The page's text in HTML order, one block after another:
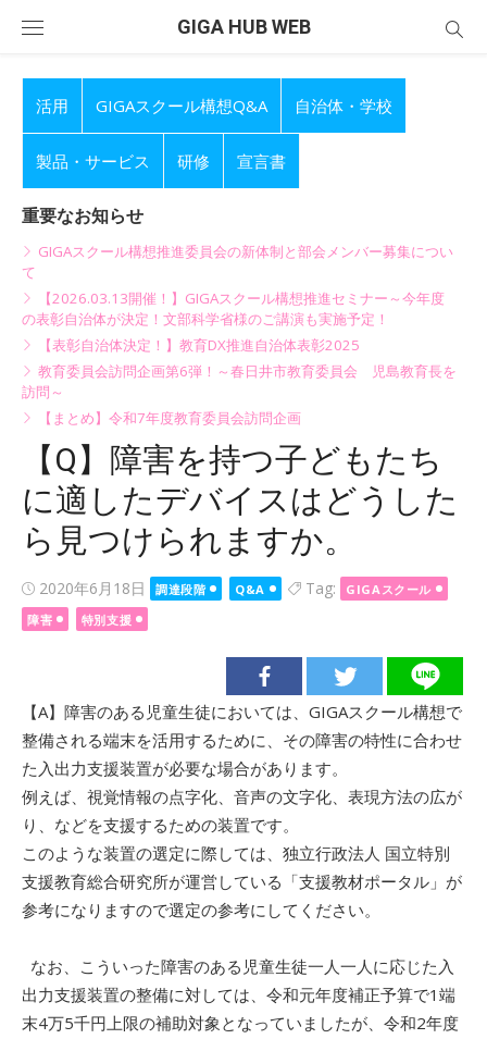
GIGA HUB WEB
活用 GIGAスクール構想Q&A 自治体・学校
製品・サービス 研修 宣言書
重要なお知らせ
GIGAスクール構想推進委員会の新体制と部会メンバー募集につい
て
【2026.03.13開催！】GIGAスクール構想推進セミナー～今年度
の表彰自治体が決定！文部科学省様のご講演も実施予定！
【表彰自治体決定！】教育DX推進自治体表彰2025
教育委員会訪問企画第6弾！～春日井市教育委員会 児島教育長を
訪問～
【まとめ】令和7年度教育委員会訪問企画
【Q】障害を持つ子どもたち
に適したデバイスはどうした
ら見つけられますか。
Posted
on
2020年6月18日 調達段階 Q&A Tag:
GIGAスクール
障害
特別支援
【A】障害のある児童⽣徒においては、GIGAスクール構想で
整備される端末を活用するために、その障害の特性に合わせ
た入出力支援装置が必要な場合があります。
例えば、視覚情報の点字化、音声の文字化、表現方法の広が
り、などを支援するための装置です。
このような装置の選定に際しては、独立行政法人 国立特別
支援教育総合研究所が運営している「支援教材ポータル」が
参考になりますので選定の参考にしてください。
なお、こういった障害のある児童生徒一人一人に応じた入
出力支援装置の整備に対しては、令和元年度補正予算で1端
末4万5千円上限の補助対象となっていましたが、令和2年度